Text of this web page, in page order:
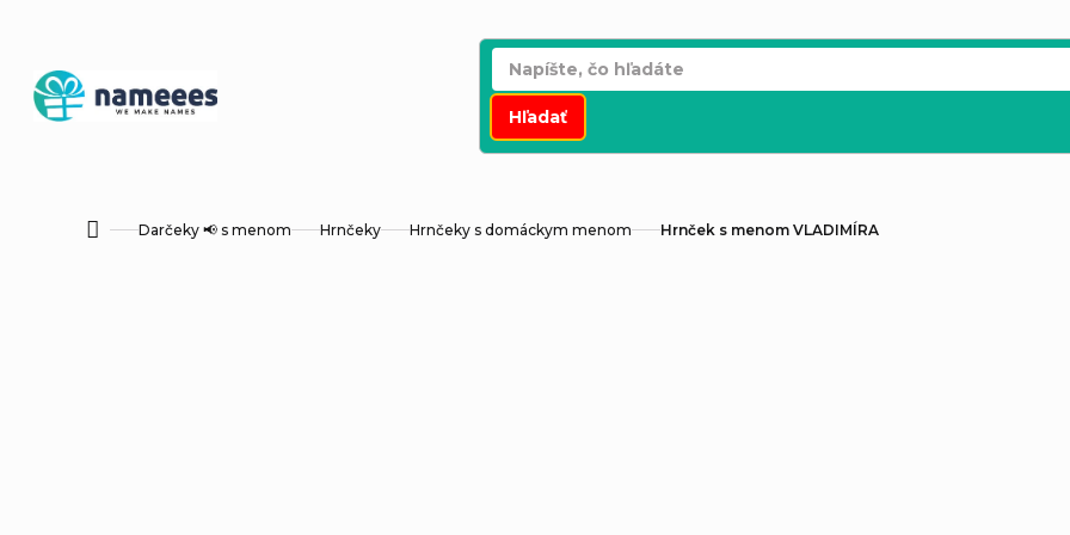
obsah
Hľadať
DomovDarčeky 📢 s menom Hrnčeky Hrnčeky s domáckym menom Hrnček s menom VLADIMÍRA